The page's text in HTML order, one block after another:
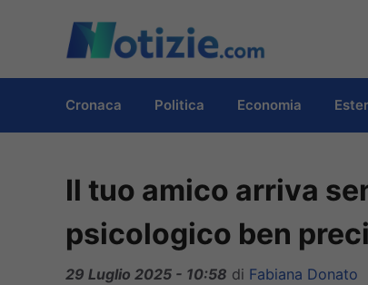
contenuto
Cronaca Politica Economia
Il tuo amico arriva
psicologico ben
29 Luglio 2025 - 10:58 di Fabiana Donato